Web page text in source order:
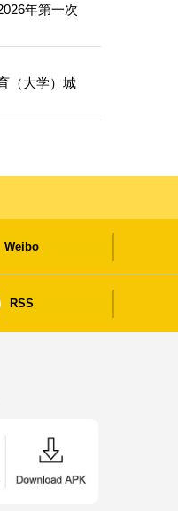
年第一次
（大学）城
Weibo
RSS